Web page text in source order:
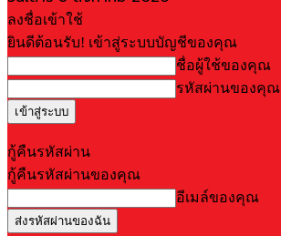
ลงชื่อเข้าใช้
ยินดีต้อนรับ! เข้าสู่ระบบบัญชีของคุณ
ชื่อผู้ใช้ของคุณ
รหัสผ่านของคุณ
กู้คืนรหัสผ่าน
กู้คืนรหัสผ่านของคุณ
อีเมล์ของคุณ